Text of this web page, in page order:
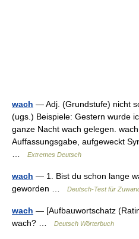
wach — Adj. (Grundstufe) nicht
(ugs.) Beispiele: Gestern wurde
ganze Nacht wach gelegen.
Auffassungsgabe, aufgeweckt
Extremes Deutsch
wach — 1. Bist du schon lange
geworden …
Deutsch-Test für
wach — [Aufbauwortschatz
wach? …
Deutsch Wörterbuch